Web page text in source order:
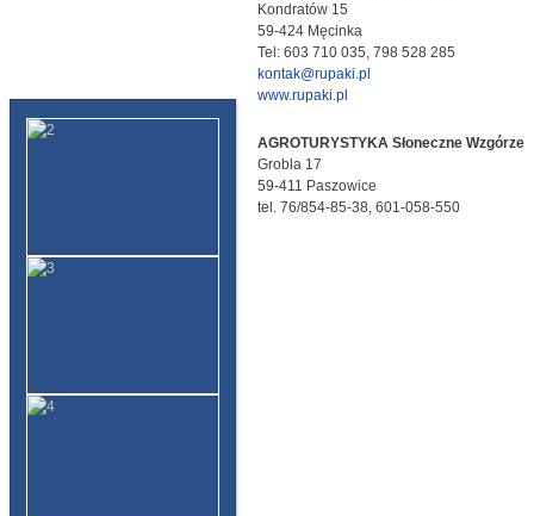
Kondratów 15
59-424 Męcinka
Tel: 603 710 035, 798 528 285
kontak@rupaki.pl
www.rupaki.pl
AGROTURYSTYKA Słoneczne Wzgórze
Grobla 17
59-411 Paszowice
tel. 76/854-85-38, 601-058-550